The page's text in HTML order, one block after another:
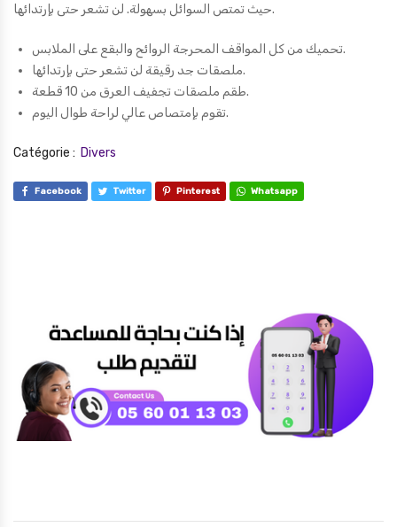
حيث تمتص السوائل بسهولة. لن تشعر حتى بإرتدائها.
تحميك من كل المواقف المحرجة الروائح والبقع على الملابس.
ملصقات جد رقيقة لن تشعر حتى بإرتدائها.
طقم ملصقات تجفيف العرق من 10 قطعة.
تقوم بإمتصاص عالي لراحة طوال اليوم.
Catégorie : Divers
Facebook Twitter Pinterest Whatsapp